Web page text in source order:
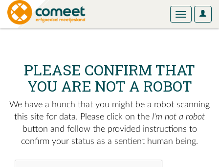
User
Toggle
PLEASE CONFIRM THAT
YOU ARE NOT A ROBOT
We have a hunch that you might be a robot scanning
this site for data. Please click on the I'm not a robot
button and follow the provided instructions to
confirm your status as a sentient human being.